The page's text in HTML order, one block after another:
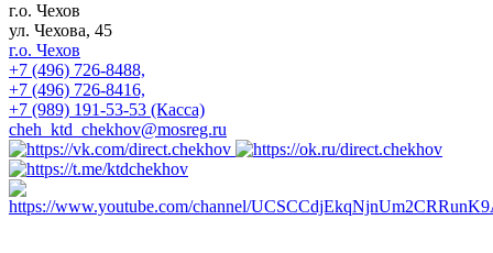
г.о. Чехов
ул. Чехова, 45
г.о. Чехов
+7 (496) 726-8488,
+7 (496) 726-8416,
+7 (989) 191-53-53 (Касса)
cheh_ktd_chekhov@mosreg.ru